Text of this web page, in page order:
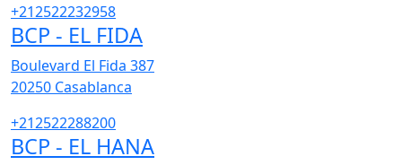
+212522232958
BCP - EL FIDA
Boulevard El Fida 387
20250 Casablanca
+212522288200
BCP - EL HANA